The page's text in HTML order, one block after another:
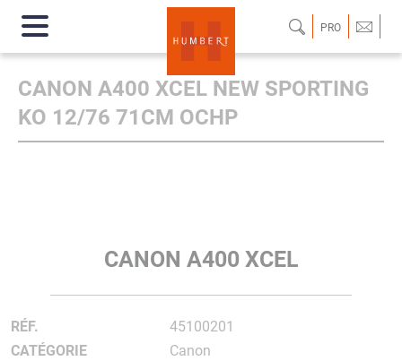
PRO
CANON A400 XCEL NEW SPORTING
KO 12/76 71CM OCHP
CANON A400 XCEL
RÉF.
45100201
CATÉGORIE
Canon